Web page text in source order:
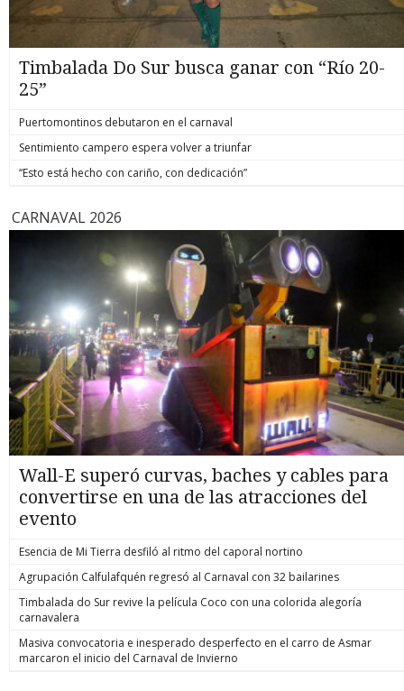
Timbalada Do Sur busca ganar con “Río 20-
25”
Puertomontinos debutaron en el carnaval
Sentimiento campero espera volver a triunfar
“Esto está hecho con cariño, con dedicación”
CARNAVAL 2026
Wall-E superó curvas, baches y cables para
convertirse en una de las atracciones del
evento
Esencia de Mi Tierra desfiló al ritmo del caporal nortino
Agrupación Calfulafquén regresó al Carnaval con 32 bailarines
Timbalada do Sur revive la película Coco con una colorida alegoría
carnavalera
Masiva convocatoria e inesperado desperfecto en el carro de Asmar
marcaron el inicio del Carnaval de Invierno